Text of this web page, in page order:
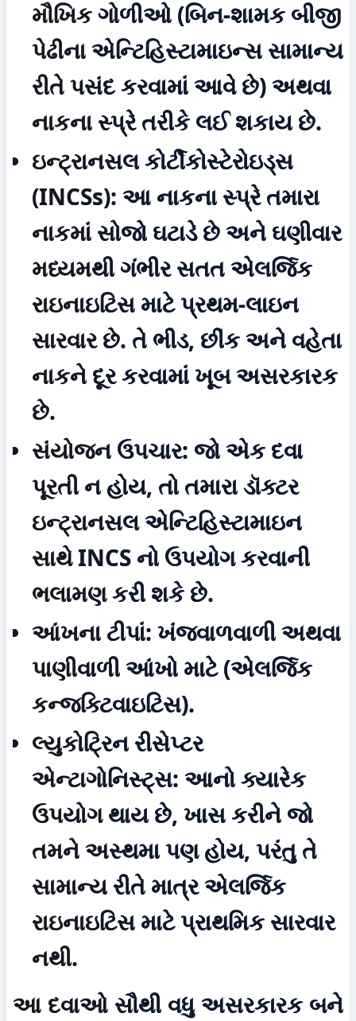
મૌખિક ગોળીઓ (બિન-શામક બીજી
પેઢીના એન્ટિહિસ્ટામાઇન્સ સામાન્ય
રીતે પસંદ કરવામાં આવે છે) અથવા
નાકના સ્પ્રે તરીકે લઈ શકાય છે.
ઇન્ટ્રાનસલ કોર્ટીકોસ્ટેરોઇડ્સ
(INCSs): આ નાકના સ્પ્રે તમારા
નાકમાં સોજો ઘટાડે છે અને ઘણીવાર
મધ્યમથી ગંભીર સતત એલર્જિક
રાઇનાઇટિસ માટે પ્રથમ-લાઇન
સારવાર છે. તે ભીડ, છીંક અને વહેતા
નાકને દૂર કરવામાં ખૂબ અસરકારક
છે.
સંયોજન ઉપચાર: જો એક દવા
પૂરતી ન હોય, તો તમારા ડૉક્ટર
ઇન્ટ્રાનસલ એન્ટિહિસ્ટામાઇન
સાથે INCS નો ઉપયોગ કરવાની
ભલામણ કરી શકે છે.
આંખના ટીપાં: ખંજવાળવાળી અથવા
પાણીવાળી આંખો માટે (એલર્જિક
કન્જક્ટિવાઇટિસ).
લ્યુકોટ્રિન રીસેપ્ટર
એન્ટાગોનિસ્ટ્સ: આનો ક્યારેક
ઉપયોગ થાય છે, ખાસ કરીને જો
તમને અસ્થમા પણ હોય, પરંતુ તે
સામાન્ય રીતે માત્ર એલર્જિક
રાઇનાઇટિસ માટે પ્રાથમિક સારવાર
નથી.
આ દવાઓ સૌથી વધુ અસરકારક બને